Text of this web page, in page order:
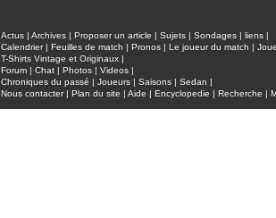
Actus | Archives | Proposer un article | Sujets | Sondages | liens |
Calendrier| Feuilles de match | Pronos | Le joueur du match |
T-Shirts Vintage et Originaux |
Forum | Chat | Photos | Videos |
Chroniques du passé | Joueurs | Saisons | Sedan |
Nous contacter| Plan du site | Aide | Encyclopedie | Recherche |